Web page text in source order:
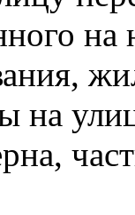
на
на